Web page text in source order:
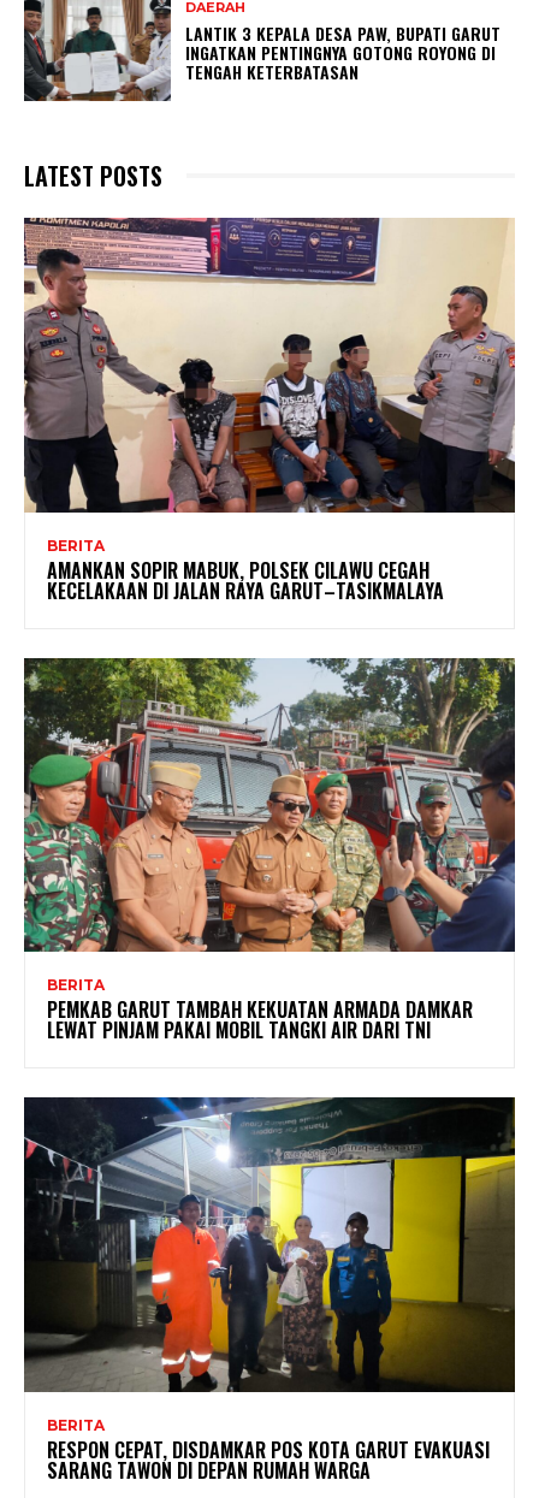
DAERAH
LANTIK 3 KEPALA DESA PAW, BUPATI GARUT
INGATKAN PENTINGNYA GOTONG ROYONG DI
TENGAH KETERBATASAN
LATEST POSTS
BERITA
AMANKAN SOPIR MABUK, POLSEK CILAWU CEGAH
KECELAKAAN DI JALAN RAYA GARUT–TASIKMALAYA
BERITA
PEMKAB GARUT TAMBAH KEKUATAN ARMADA DAMKAR
LEWAT PINJAM PAKAI MOBIL TANGKI AIR DARI TNI
BERITA
RESPON CEPAT, DISDAMKAR POS KOTA GARUT EVAKUASI
SARANG TAWON DI DEPAN RUMAH WARGA